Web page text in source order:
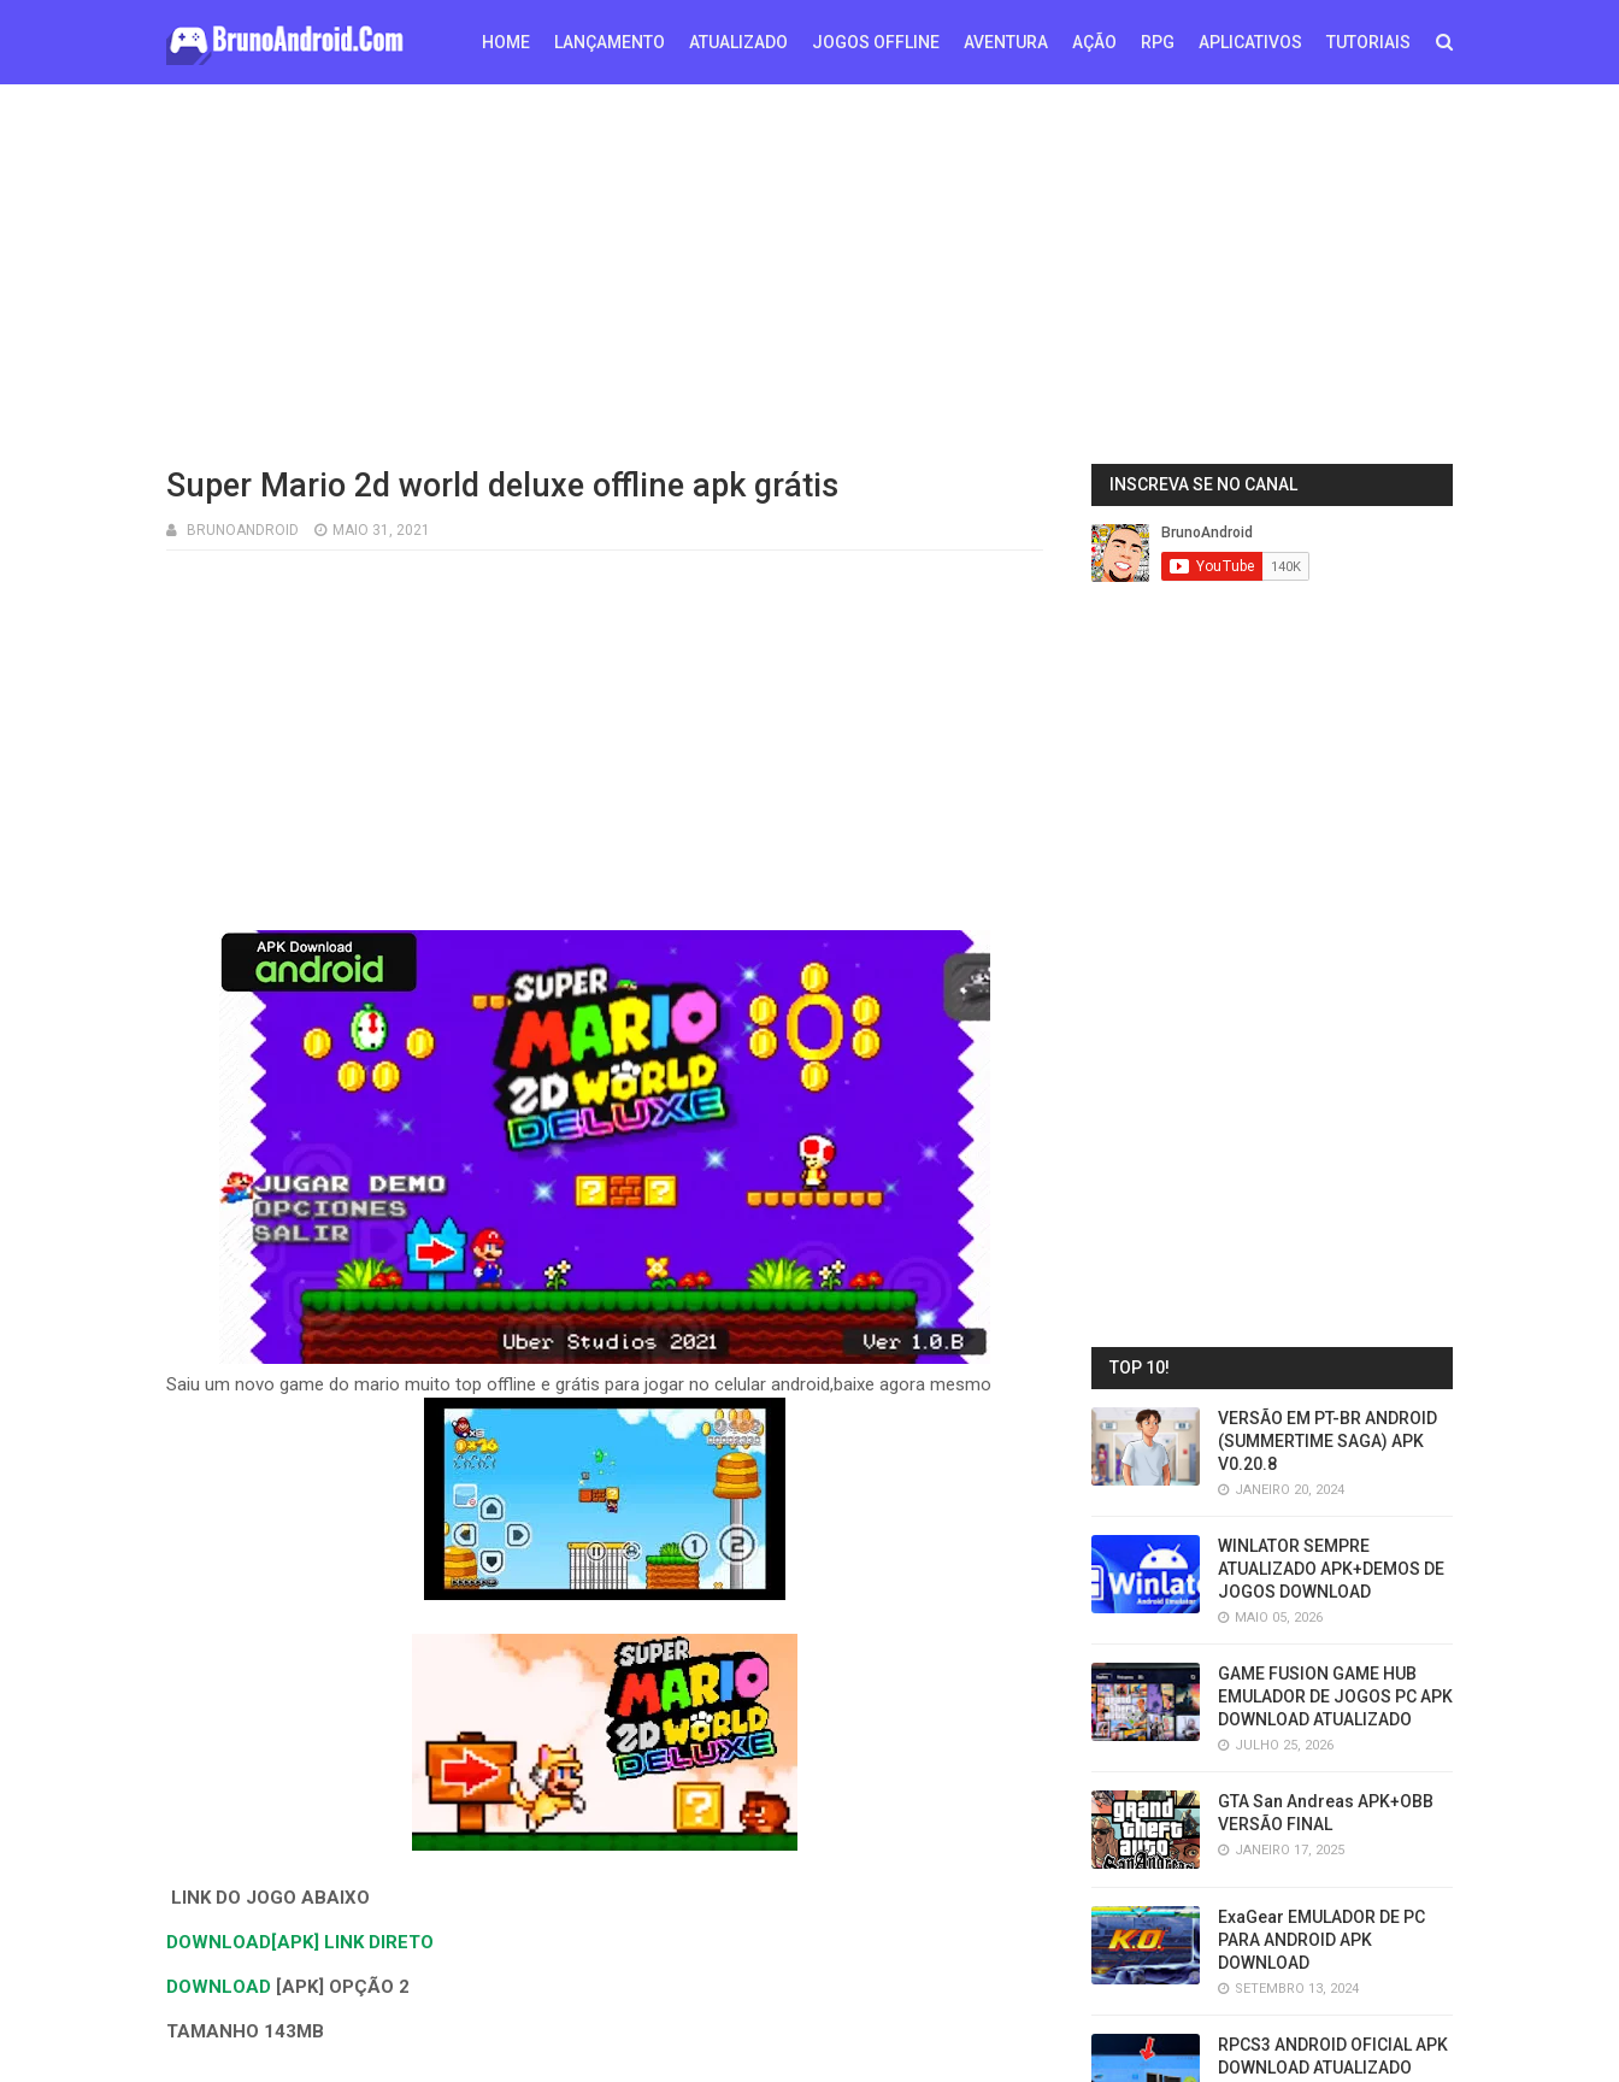
HOME LANÇAMENTO ATUALIZADO JOGOS OFFLINE AVENTURA AÇÃO RPG APLICATIVOS TUTORIAIS
Super Mario 2d world deluxe offline apk grátis
BRUNOANDROID MAIO 31, 2021
Saiu um novo game do mario muito top offline e grátis para jogar no celular android,baixe agora mesmo
LINK DO JOGO ABAIXO
DOWNLOAD[APK] LINK DIRETO
DOWNLOAD [APK] OPÇÃO 2
TAMANHO 143MB
INSCREVA SE NO CANAL
TOP 10!
VERSÃO EM PT-BR ANDROID
(SUMMERTIME SAGA) APK
V0.20.8
JANEIRO 20, 2024
WINLATOR SEMPRE
ATUALIZADO APK+DEMOS DE
JOGOS DOWNLOAD
MAIO 05, 2026
GAME FUSION GAME HUB
EMULADOR DE JOGOS PC APK
DOWNLOAD ATUALIZADO
JULHO 25, 2026
GTA San Andreas APK+OBB
VERSÃO FINAL
JANEIRO 17, 2025
ExaGear EMULADOR DE PC
PARA ANDROID APK
DOWNLOAD
SETEMBRO 13, 2024
RPCS3 ANDROID OFICIAL APK
DOWNLOAD ATUALIZADO